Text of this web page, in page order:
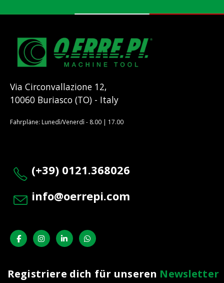
Via Circonvallazione 12,
10060 Buriasco (TO) - Italy
Fahrpläne: Lunedì/Venerdì - 8.00 | 17.00
(+39) 0121.368026
info@oerrepi.com
Registriere dich für unseren Newsletter